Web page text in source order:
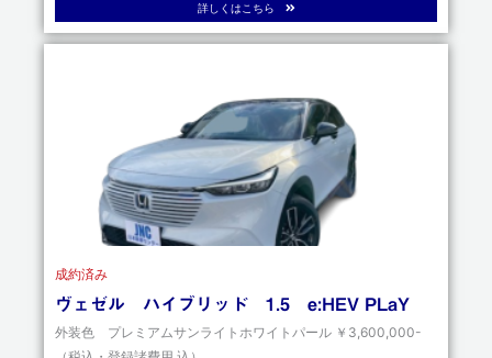
詳しくはこちら
成約済み
ヴェゼル ハイブリッド 1.5 e:HEV PLaY
外装色 プレミアムサンライトホワイトパール ￥3,600,000-